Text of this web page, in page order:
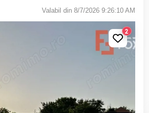
Valabil din 8/7/2026 9:26:10 AM
2